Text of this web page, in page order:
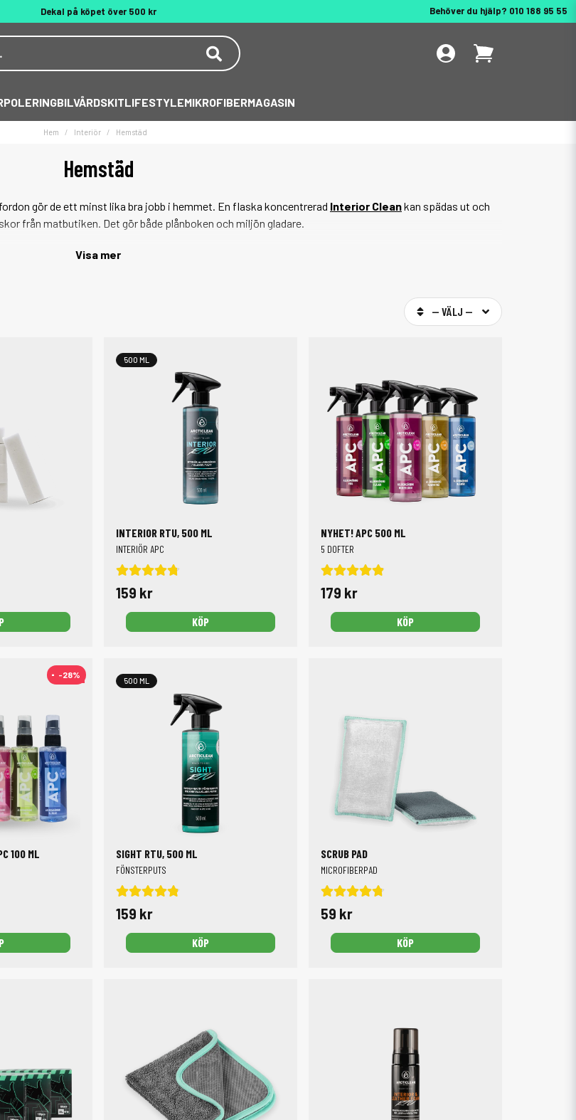
Dekal på köpet över 500 kr
Behöver du hjälp? 010 188 95 55
Behöver du hjälp? 010 188 95 55
POLERINGBILVÅRDSKITLIFESTYLEMIKROFIBERMAGASIN
Hem Interiör Hemstäd
Hemstäd
gör de ett minst lika bra jobb i hemmet. En flaska koncentrerad Interior Cleankan spädas ut och
från matbutiken. Det gör både plånboken och miljön gladare.
stolar. Snabb och effektiv glasputs för speglar, duschväggar och fönster. Med våra produkter får du
hittar du effektiva verktyg som är utvecklade för tuffa tag – perfekta även i hemmet.Multisvampar
mikrofiberdukari högsta kvalitet för speglar och köksytor.
med rätt verktyg – så blir städningen både enklare och mer rolig.
Visa mer
-- VÄLJ --
INTERIOR RTU, 500 ML
INTERIÖR APC
159 kr
KÖP
500 ML
NYHET! APC 500 ML
5 DOFTER
179 kr
KÖP
100 ML
-28%
-28%
SIGHT RTU, 500 ML
FÖNSTERPUTS
159 kr
KÖP
500 ML
SCRUB PAD
MICROFIBERPAD
59 kr
KÖP